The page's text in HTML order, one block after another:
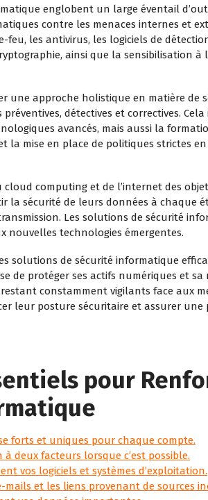
englobent un large éventail
contre les menaces internes et
les antivirus, les logiciels de
ainsi que la sensibilisation à
une approche holistique en matière de
détectives et correctives.
avancés, mais aussi la
la mise en place de politiques strictes en
cloud computing et de l’internet des
la sécurité de leurs données à chaque
Les solutions de sécurité
nouvelles technologies émergentes.
solutions de sécurité informatique
de protéger ses actifs numériques et
constamment vigilants face aux
leur posture sécuritaire et assurer
pour
forts et uniques pour chaque compte.
deux facteurs lorsque c’est possible.
vos logiciels et systèmes d’exploitation.
mails et les liens provenant de sources